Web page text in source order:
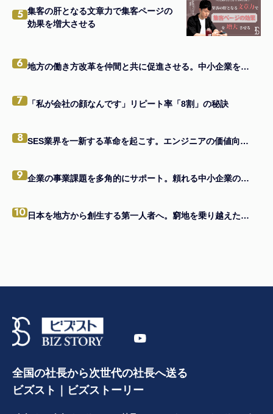
5 集客の肝となる文章力で集客ページの
効果を増大させる
6 地方の働き方改革を仲間と共に促進させる。中小企業を元気にする四代目社長のビジョン。
7 「私が会社の顔なんです」リピート率「8割」の秘訣
8 SES業界を一新する革命を起こす。エンジニアの価値向上を掲げる、エンジニアファースト企業。
9 企業の事業課題を多角的にサポート。頼れる中小企業の駆け込み寺へ
10 日本を地方から創生する第一人者へ。窮地を乗り越えたメンバーと共に。
全国の社長から次世代の社長へ送る
ビズスト｜ビズストーリー